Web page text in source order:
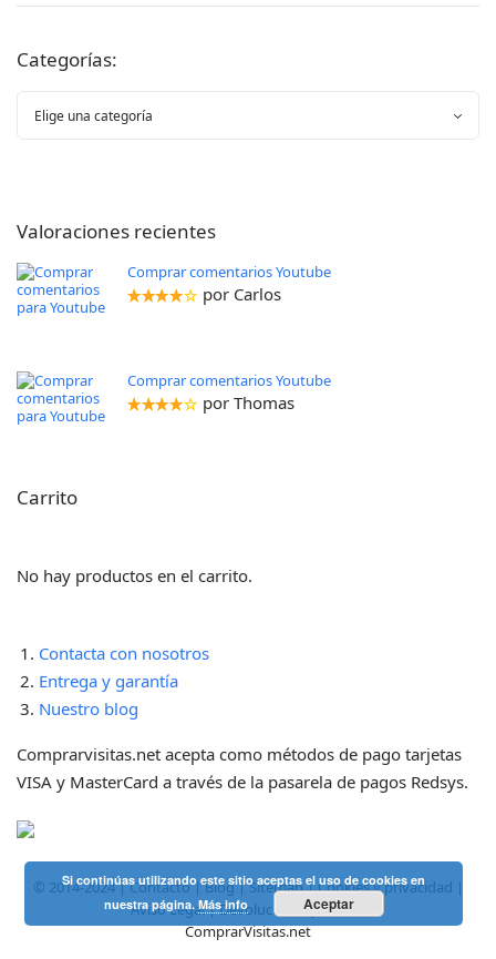
Categorías:
Valoraciones recientes
Comprar comentarios Youtube
por Carlos
Comprar comentarios Youtube
por Thomas
Carrito
No hay productos en el carrito.
Contacta con nosotros
Entrega y garantía
Nuestro blog
Comprarvisitas.net acepta como métodos de pagotarjetas
VISA y MasterCard a través de la pasarela de pagos Redsys.
© 2014-2024 |Contacto|Blog|Sitemap|Cookies y privacidad |
Aviso Legal|Devoluciones y envíos
ComprarVisitas.net
Si continúas utilizando este sitio aceptas el uso de cookies en
nuestra página.Más info Aceptar